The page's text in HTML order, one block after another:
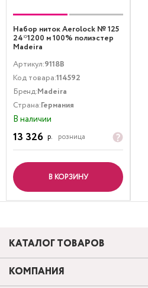
Набор ниток Aerolock № 125
24*1200 м 100% полиэстер
Madeira
Артикул:9118B
Код товара:114592
Бренд:Madeira
Страна:Германия
В наличии
13 326 р. розница
В КОРЗИНУ
КАТАЛОГ ТОВАРОВ
КОМПАНИЯ